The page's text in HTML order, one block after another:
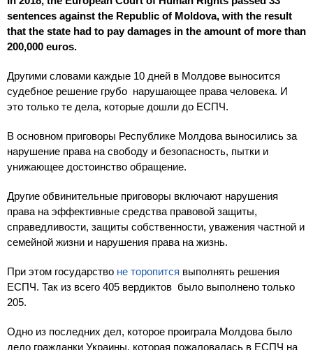
sentences against the Republic of Moldova, with the result
that the state had to pay damages in the amount of more than
200,000 euros.
Другими словами каждые 10 дней в Молдове выносится
судебное решение грубо нарушающее права человека. И
это только те дела, которые дошли до ЕСПЧ.
В основном приговоры Республике Молдова выносились за
нарушение права на свободу и безопасность, пытки и
унижающее достоинство обращение.
Другие обвинительные приговоры включают нарушения
права на эффективные средства правовой защиты,
справедливости, защиты собственности, уважения частной и
семейной жизни и нарушения права на жизнь.
При этом государство не торопится выполнять решения
ЕСПЧ. Так из всего 405 вердиктов было выполнено только
205.
Одно из последних дел, которое проиграла Молдова было
дело гражданки Украины, которая пожаловалась в ЕСПЧ на